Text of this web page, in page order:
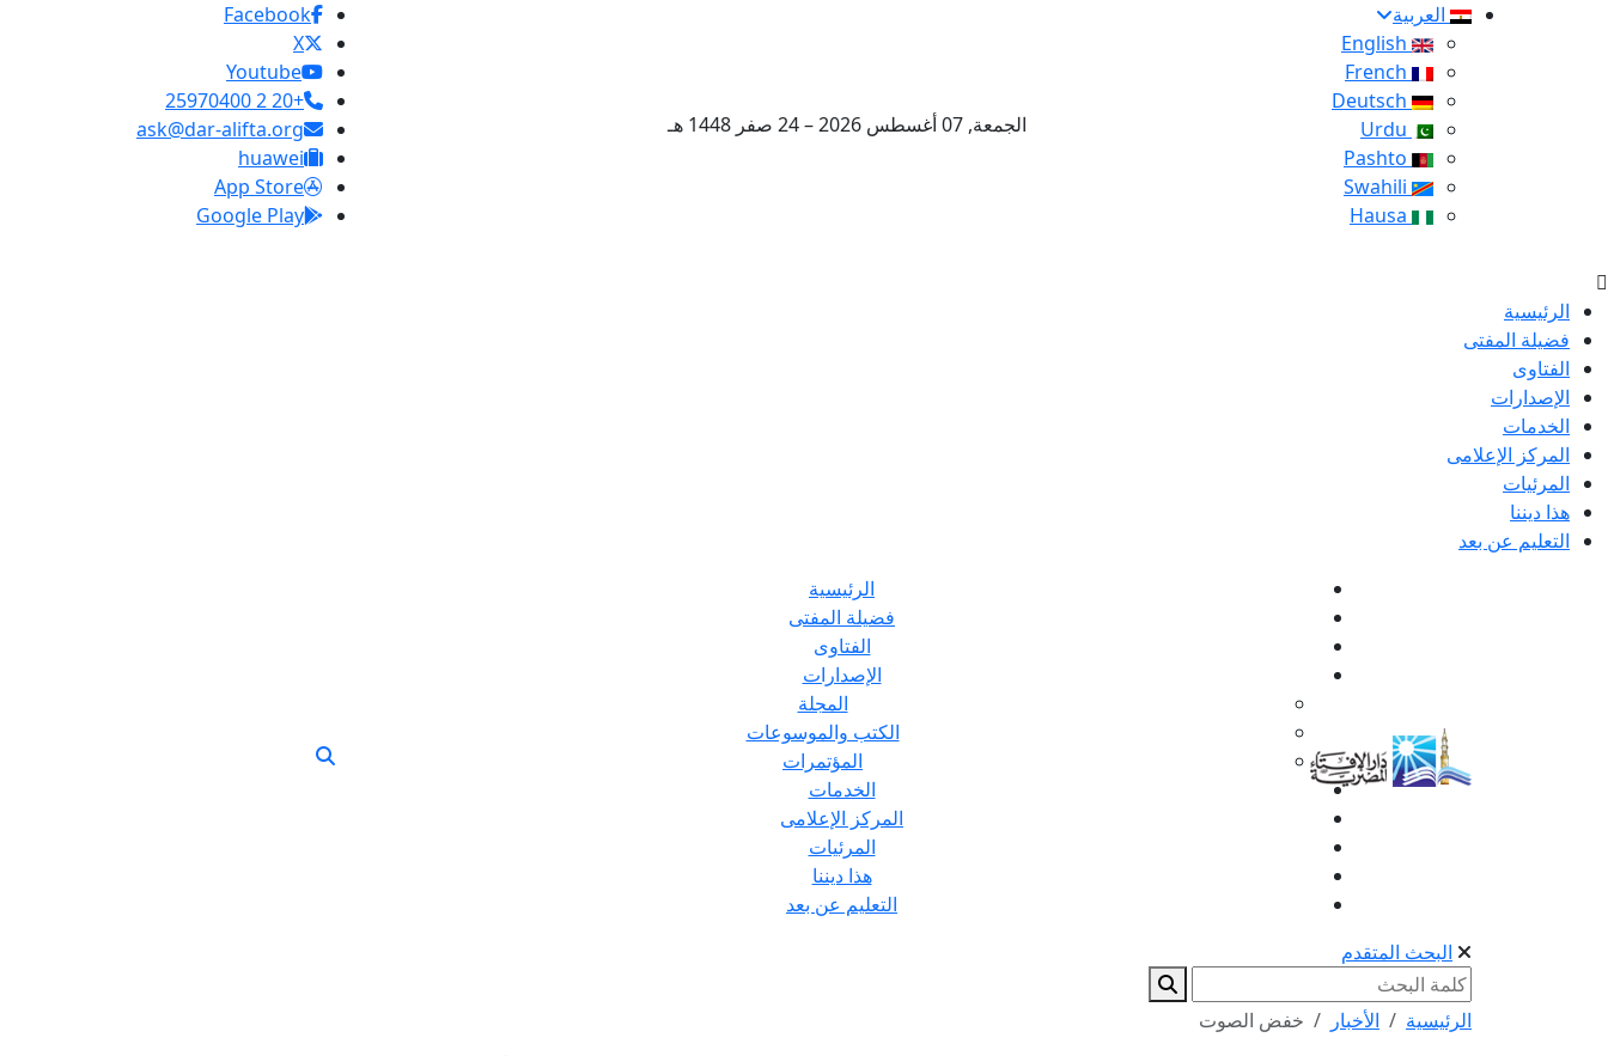
العربية
الجمعة, 07 أغسطس 2026 – 24 صفر 1448 هـ
Facebook
X
Youtube
+20 2 25970400
ask@dar-alifta.org
huawei
App Store
Google Play
الرئيسية
فضيلة المفتى
الفتاوى
الإصدارات
الخدمات
المركز الإعلامى
المرئيات
هذا ديننا
التعليم عن بعد
الرئيسية
فضيلة المفتى
الفتاوى
الإصدارات
المجلة
الكتب والموسوعات
المؤتمرات
الخدمات
المركز الإعلامى
المرئيات
هذا ديننا
التعليم عن بعد
البحث المتقدم
الرئيسية الأخبار
خفض الصوت